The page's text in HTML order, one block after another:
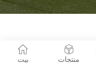
بيت منتجات